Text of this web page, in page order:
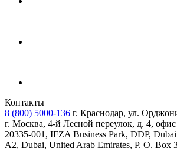
Контакты
8 (800) 5000-136 г. Краснодар, ул.
г. Москва, 4-й Лесной переулок, д. 4,
20335-001, IFZA Business Park, DDP,
A2, Dubai, United Arab Emirates, P. O. Box